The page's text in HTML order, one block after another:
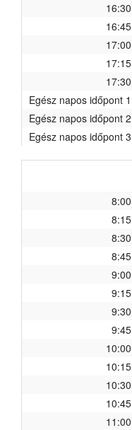
16:30
16:45
17:00
17:15
17:30
Egész napos időpont 1
Egész napos időpont 2
Egész napos időpont 3
8:00
8:15
8:30
8:45
9:00
9:15
9:30
9:45
10:00
10:15
10:30
10:45
11:00